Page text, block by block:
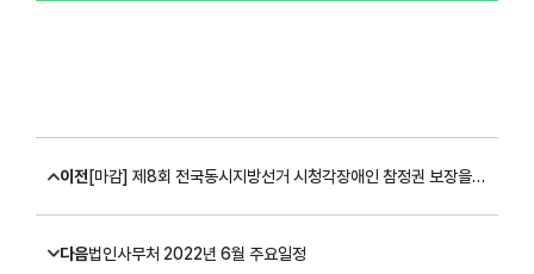
이전 [마감] 제8회 전국동시지방선거 시청각장애인 참정권 보장을 위한 '촉수화 통역 서비스' 지원 대상자 모집
다음법인사무처 2022년 6월 주요일정